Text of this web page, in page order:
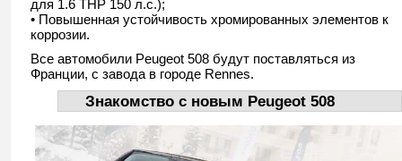
для 1.6 THP 150 л.с.);
• Повышенная устойчивость хромированных элементов к
коррозии.
Все автомобили Peugeot 508 будут поставляться из
Франции, с завода в городе Rennes.
Знакомство с новым Peugeot 508